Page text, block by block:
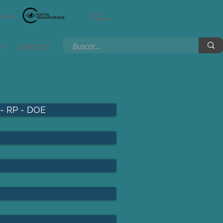
CONTATO
Fale
Cidadão
RP - DOE